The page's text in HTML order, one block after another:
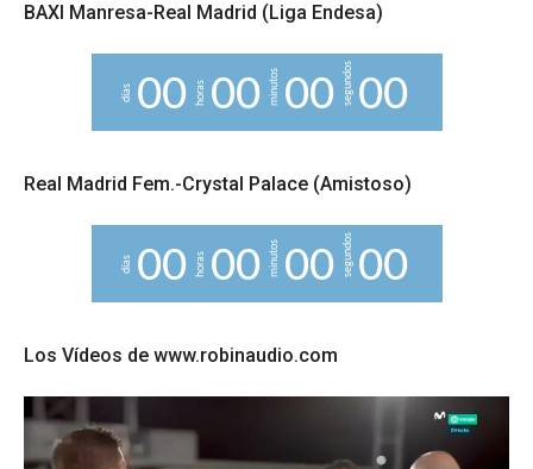
BAXI Manresa-Real Madrid (Liga Endesa)
días 00 horas 00 minutos 00segundos00
Real Madrid Fem.-Crystal Palace (Amistoso)
días 00 horas 00 minutos 00segundos00
Los Vídeos de www.robinaudio.com